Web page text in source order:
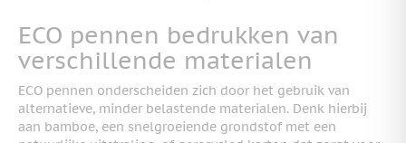
ECO pennen bedrukken van
verschillende materialen
ECO pennen onderscheiden zich door het gebruik van
alternatieve, minder belastende materialen. Denk hierbij
aan bamboe, een snelgroeiende grondstof met een